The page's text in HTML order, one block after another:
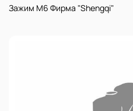
Зажим М6 Фирма "Shengqi"